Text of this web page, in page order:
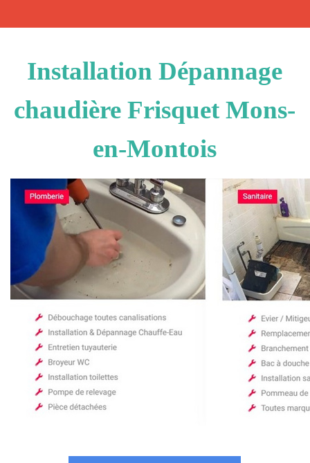
Installation Dépannage
chaudière Frisquet Mons-
en-Montois